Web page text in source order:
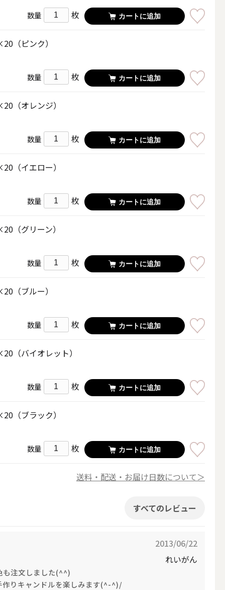
キャンドルスタンド
簡単手作りキャンドル材料
LEDキャンドル
数量 枚 カートに追加
（ピンク）
数量 枚 カートに追加
（オレンジ）
数量 枚 カートに追加
（イエロー）
数量 枚 カートに追加
（グリーン）
数量 枚 カートに追加
（ブルー）
数量 枚 カートに追加
（バイオレット）
数量 枚 カートに追加
（ブラック）
数量 枚 カートに追加
送料・配送・お届け日数について＞
すべてのレビュー
2013/06/22
れいがん
も注文しました(^^)
作りキャンドルを楽しみます(^-^)/